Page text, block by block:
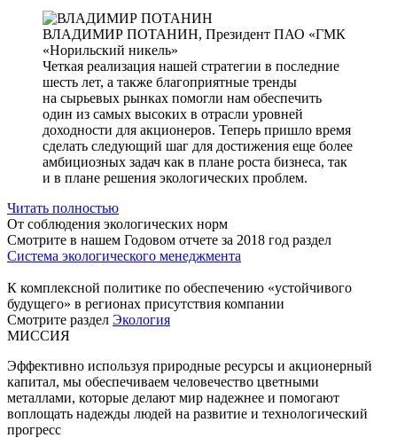
ВЛАДИМИР ПОТАНИН, Президент ПАО «ГМК
«Норильский никель»
Четкая реализация нашей стратегии в последние
шесть лет, а также благоприятные тренды
на сырьевых рынках помогли нам обеспечить
один из самых высоких в отрасли уровней
доходности для акционеров. Теперь пришло время
сделать следующий шаг для достижения еще более
амбициозных задач как в плане роста бизнеса, так
и в плане решения экологических проблем.
Читать полностью
От соблюдения экологических норм
Смотрите в нашем Годовом отчете за 2018 год раздел
Система экологического менеджмента
К комплексной политике по обеспечению «устойчивого
будущего» в регионах присутствия компании
Смотрите раздел Экология
МИССИЯ
Эффективно используя природные ресурсы и акционерный
капитал, мы обеспечиваем человечество цветными
металлами, которые делают мир надежнее и помогают
воплощать надежды людей на развитие и технологический
прогресс